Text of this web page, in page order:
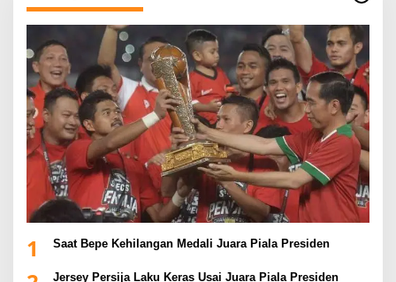
1 Saat Bepe Kehilangan Medali Juara Piala Presiden
Jersey Persija Laku Keras Usai Juara Piala Presiden